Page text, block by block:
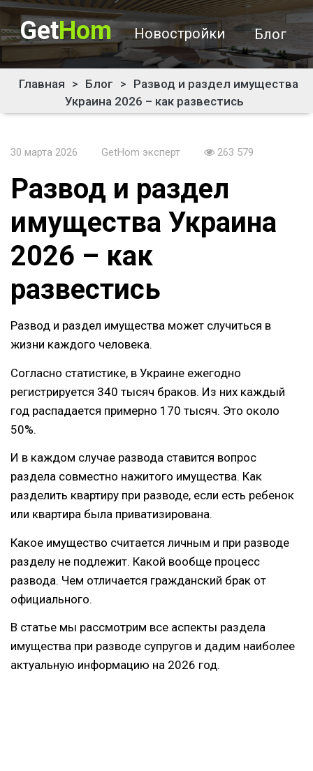
Новостройки
GetHom Блог
Главная > Блог > Развод и раздел имущества
Украина 2026 – как развестись
30 марта 2026 GetHom эксперт 263 579
Развод и раздел
имущества Украина
2026 – как
развестись
Развод и раздел имущества может случиться в
жизни каждого человека.
Согласно статистике, в Украине ежегодно
регистрируется 340 тысяч браков. Из них каждый
год распадается примерно 170 тысяч. Это около
50%.
И в каждом случае развода ставится вопрос
раздела совместно нажитого имущества. Как
разделить квартиру при разводе, если есть ребенок
или квартира была приватизирована.
Какое имущество считается личным и при разводе
разделу не подлежит. Какой вообще процесс
развода. Чем отличается гражданский брак от
официального.
В статье мы рассмотрим все аспекты раздела
имущества при разводе супругов и дадим наиболее
актуальную информацию на 2026 год.